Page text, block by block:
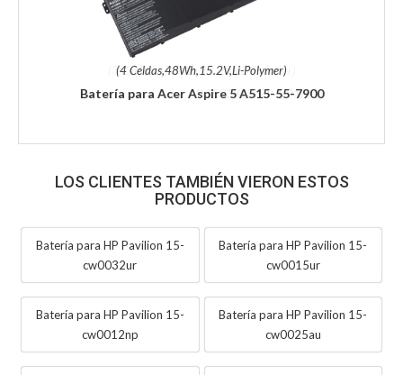
(4 Celdas,48Wh,15.2V,Li-Polymer)
Batería para Acer Aspire 5 A515-55-7900
LOS CLIENTES TAMBIÉN VIERON ESTOS
PRODUCTOS
Batería para HP Pavilion 15-
cw0032ur
Batería para HP Pavilion 15-
cw0015ur
Batería para HP Pavilion 15-
cw0012np
Batería para HP Pavilion 15-
cw0025au